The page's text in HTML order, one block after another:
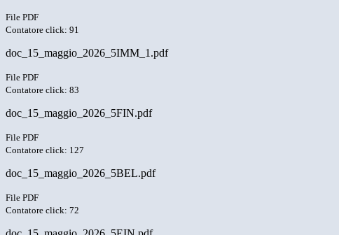
File PDF
Contatore click: 91
doc_15_maggio_2026_5IMM_1.pdf
File PDF
Contatore click: 83
doc_15_maggio_2026_5FIN.pdf
File PDF
Contatore click: 127
doc_15_maggio_2026_5BEL.pdf
File PDF
Contatore click: 72